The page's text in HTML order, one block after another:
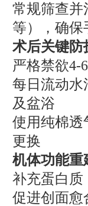
常规筛查并
等），确保
术后关键防
严格禁欲4-
每日流动水
及盆浴
使用纯棉透
更换
机体功能重
补充蛋白质
促进创面愈